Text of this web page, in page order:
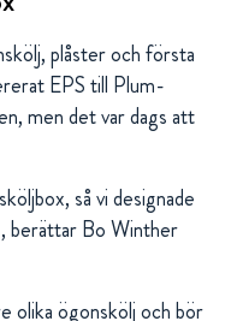
plåster och första
EPS till Plum-
men det var dags att
så vi designade
berättar Bo Winther
olika ögonskölj och bör